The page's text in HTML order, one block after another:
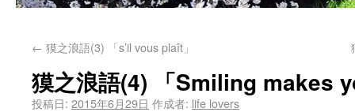
← 獏之浪語(3) 「s’il vous plaît」
獏之浪語(4) 「Smiling makes
投稿日: 2015年6月29日 作成者: life lovers